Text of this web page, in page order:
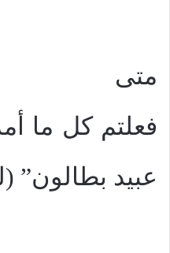
متى
فعلتم كل ما
عبيد بطالون” (لو17: